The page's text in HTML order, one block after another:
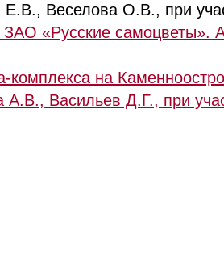
Веселова О.В., при
«Русские самоцветы».
комплекса на
А.В., Васильев Д.Г., при